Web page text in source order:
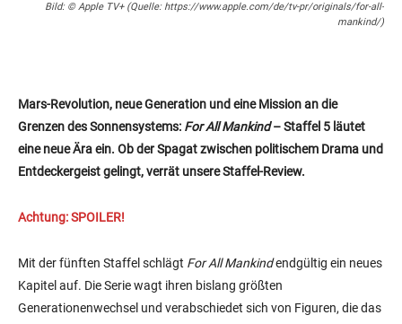
Bild: © Apple TV+ (Quelle: https://www.apple.com/de/tv-pr/originals/for-all-
mankind/)
Mars-Revolution, neue Generation und eine Mission an die
Grenzen des Sonnensystems: For All Mankind– Staffel 5 läutet
eine neue Ära ein. Ob der Spagat zwischen politischem Drama und
Entdeckergeist gelingt, verrät unsere Staffel-Review.
Achtung: SPOILER!
Mit der fünften Staffel schlägt For All Mankindendgültig ein neues
Kapitel auf. Die Serie wagt ihren bislang größten
Generationenwechsel und verabschiedet sich von Figuren, die das